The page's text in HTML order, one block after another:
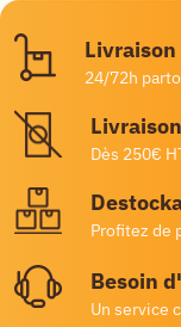
24/72h
Dès 250€
Profitez de
Besoin
Un service